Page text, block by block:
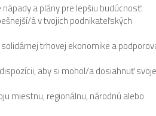
a plány pre lepšiu budúcnosť.
á v tvojich podnikateľských
trhovej ekonomike a
aby si mohol/a dosiahnuť svoje
miestnu, regionálnu, národnú alebo